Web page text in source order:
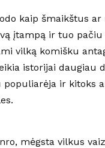
kaip šmaikštus ar
įtampą ir tuo
vilką komišku
istorijai daugiau
ir kitoks
mėgsta vilkus